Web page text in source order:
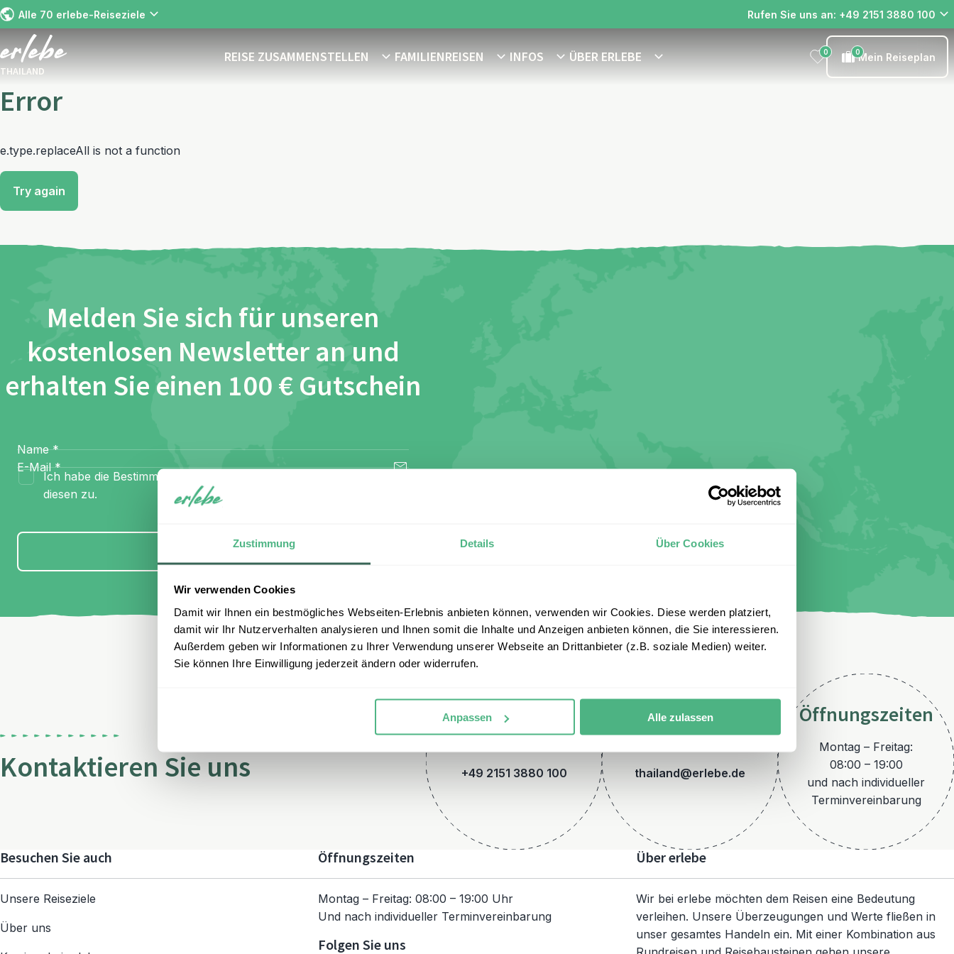
Zustimmung Details Über Cookies
Wir verwenden Cookies
Damit wir Ihnen ein bestmögliches Webseiten-Erlebnis anbieten können, verwenden wir Cookies. Diese werden platziert,
damit wir Ihr Nutzerverhalten analysieren und Ihnen somit die Inhalte und Anzeigen anbieten können, die Sie interessieren.
Außerdem geben wir Informationen zu Ihrer Verwendung unserer Webseite an Drittanbieter (z.B. soziale Medien) weiter.
Sie können Ihre Einwilligung jederzeit ändern oder widerrufen.
Anpassen Alle zulassen
Alle 70 erlebe-Reiseziele Rufen Sie uns an: +49 2151 3880 100
THAILAND
REISE ZUSAMMENSTELLEN FAMILIENREISEN INFOS ÜBER ERLEBE 0 0Mein Reiseplan
Error
e.type.replaceAll is not a function
Try again
Melden Sie sich für unseren
kostenlosen Newsletter an und
erhalten Sie einen 100 € Gutschein
Name *
E-Mail *
Ich habe die Bestimmungen zum
diesen zu.
Anmelden
Kontaktieren Sie uns
Telefon
+49 2151 3880 100
E-Mail
thailand@erlebe.de
Öffnungszeiten
Montag – Freitag:
08:00 – 19:00
und nach individueller
Terminvereinbarung
Besuchen Sie auch
Unsere Reiseziele
Über uns
Öffnungszeiten
Montag – Freitag: 08:00 – 19:00 Uhr
Und nach individueller Terminvereinbarung
Folgen Sie uns
Über erlebe
Wir bei erlebe möchten dem Reisen eine Bedeutung
verleihen. Unsere Überzeugungen und Werte fließen in
unser gesamtes Handeln ein. Mit einer Kombination aus